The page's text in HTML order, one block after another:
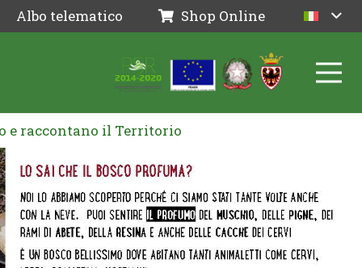
Albo telematico Shop Online
e raccontano il Territorio